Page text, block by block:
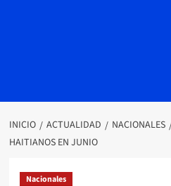
INICIO ACTUALIDAD NACIONALES
HAITIANOS EN JUNIO
Nacionales